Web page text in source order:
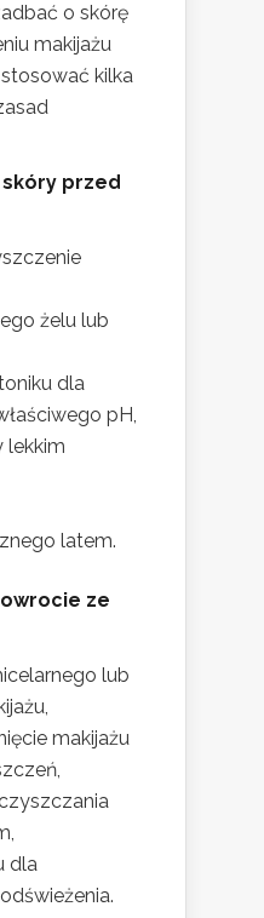
o skórę
makijażu
kilka
przed
żelu lub
dla
pH,
lekkim
latem.
ze
lub
makijażu
dla